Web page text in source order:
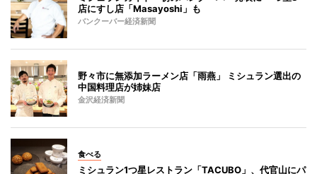
店にすし店「Masayoshi」も
バンクーバー経済新聞
野々市に無添加ラーメン店「雨燕」 ミシュラン選出の
中国料理店が姉妹店
金沢経済新聞
食べる
ミシュラン1つ星レストラン「TACUBO」、代官山にパ